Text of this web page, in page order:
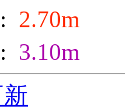
2.70m
3.10m